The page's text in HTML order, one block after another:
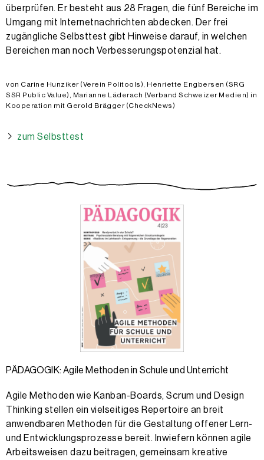
überprüfen. Er besteht aus 28 Fragen, die fünf Bereiche im
Umgang mit Internetnachrichten abdecken. Der frei
zugängliche Selbsttest gibt Hinweise darauf, in welchen
Bereichen man noch Verbesserungs­potenzial hat.
von Carine Hunziker (Verein Politools), Henriette Engbersen (SRG
SSR Public Value), Marianne Läderach (Verband Schweizer Medien) in
Kooperation mit Gerold Brägger (CheckNews)
zum Selbsttest
PÄDAGOGIK: Agile Methoden in Schule und Unterricht
Agile Methoden wie Kanban-Boards, Scrum und Design
Thinking stellen ein vielseitiges Repertoire an breit
anwendbaren Methoden für die Gestaltung offener Lern-
und Entwicklungsprozesse bereit. Inwiefern können agile
Arbeitsweisen dazu beitragen, gemeinsam kreative